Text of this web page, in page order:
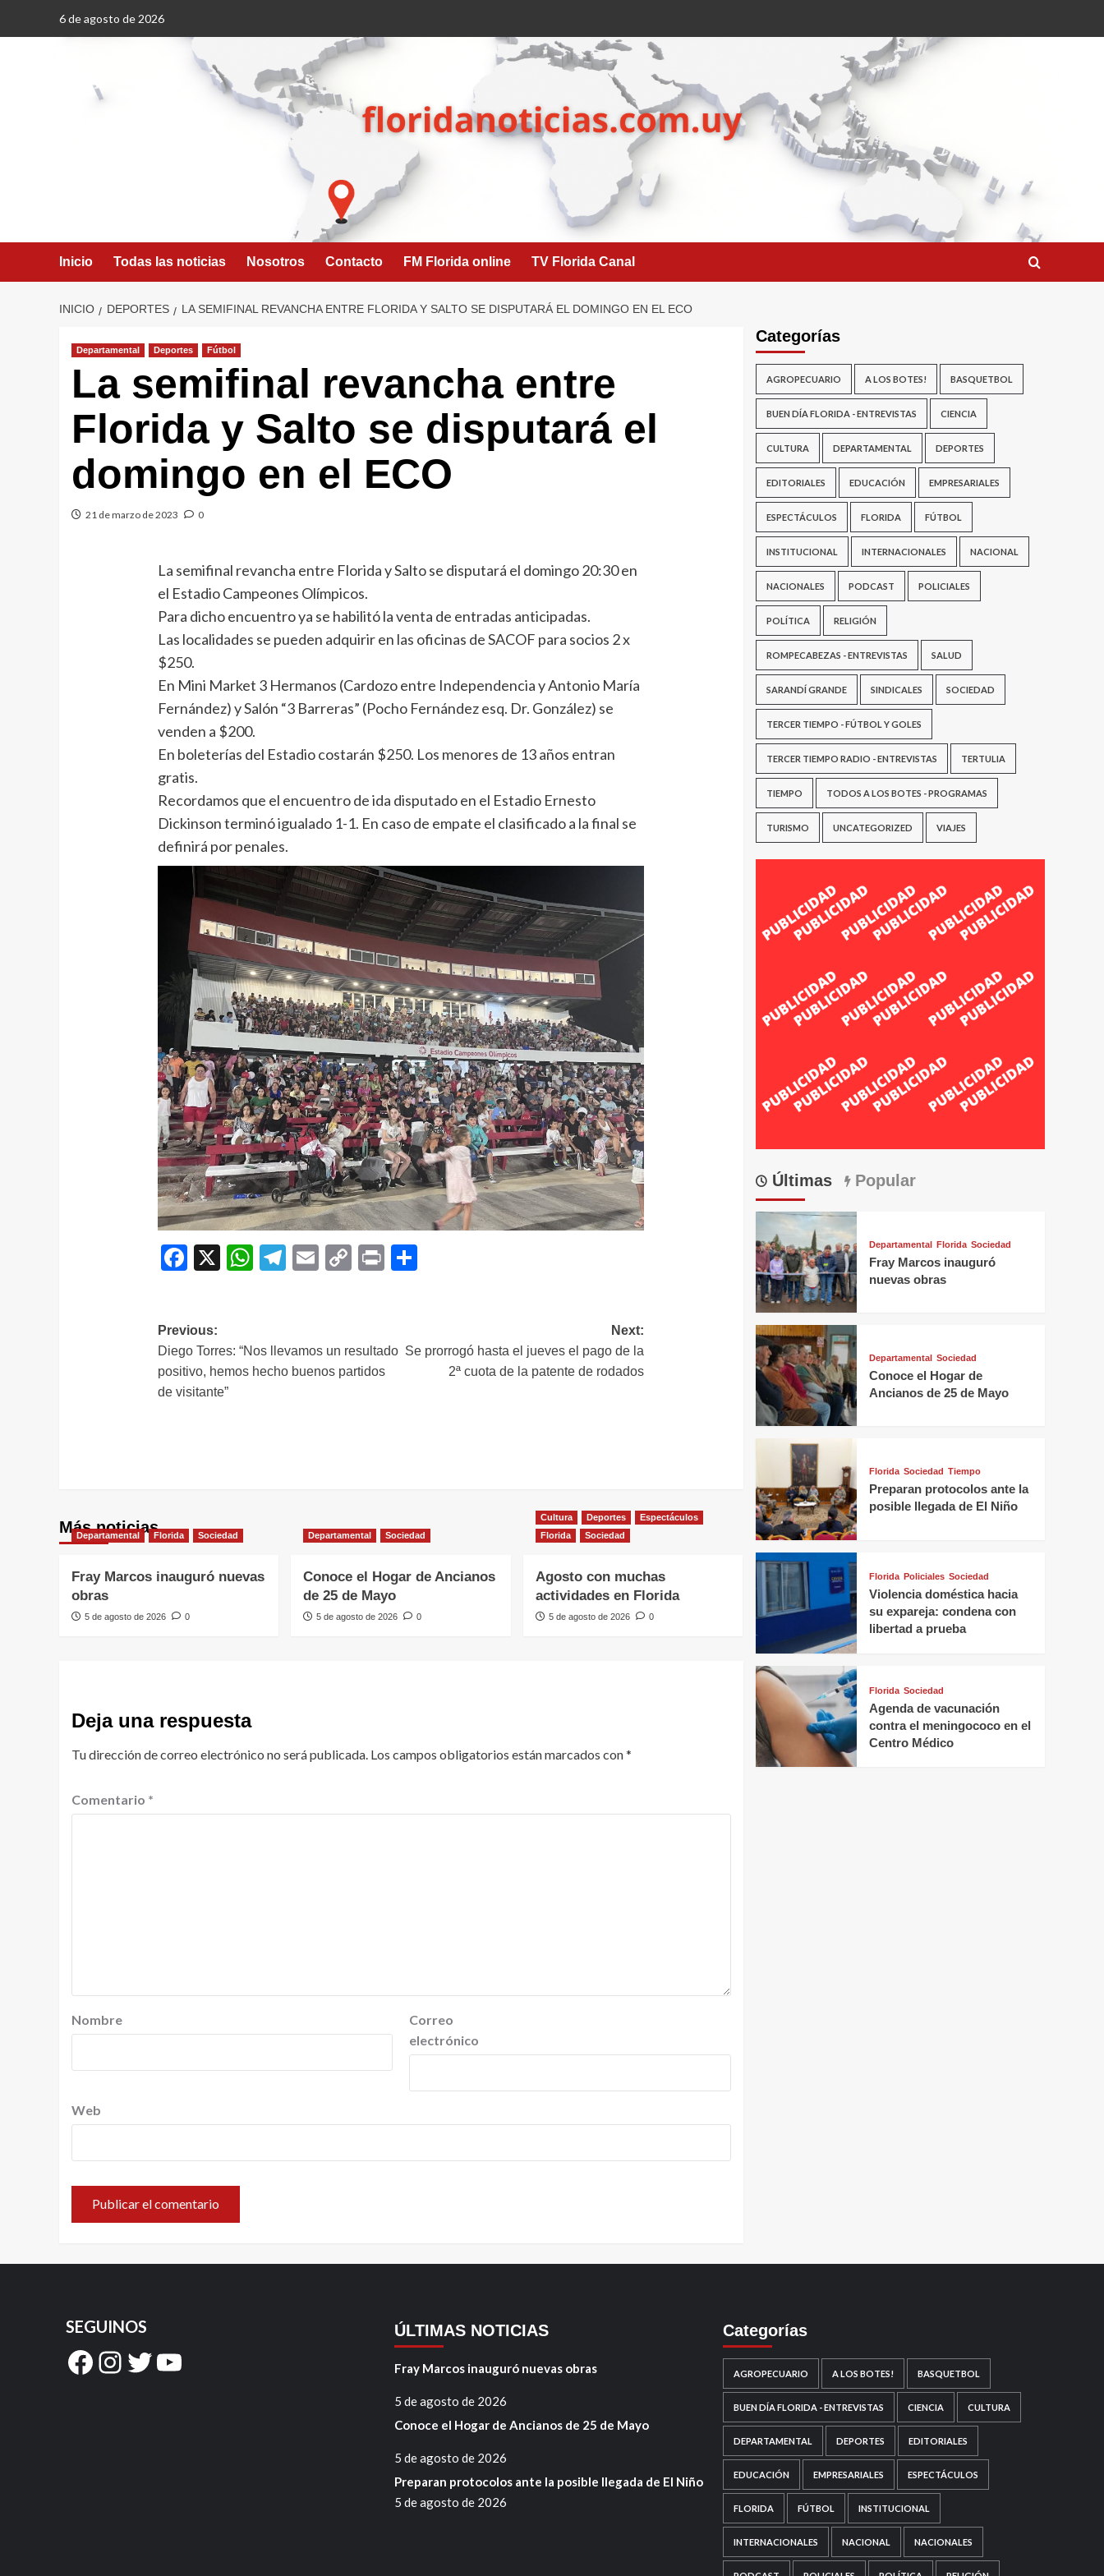
6 de agosto de 2026
Inicio Todas las noticias Nosotros Contacto FM Florida online TV Florida Canal
INICIO DEPORTES LA SEMIFINAL REVANCHA ENTRE FLORIDA Y SALTO SE DISPUTARÁ EL DOMINGO EN EL ECO
Departamental Deportes Fútbol
La semifinal revancha entre
Florida y Salto se disputará el
domingo en el ECO
21 de marzo de 2023 0
La semifinal revancha entre Florida y Salto se disputará el domingo 20:30 en
el Estadio Campeones Olímpicos.
Para dicho encuentro ya se habilitó la venta de entradas anticipadas.
Las localidades se pueden adquirir en las oficinas de SACOF para socios 2 x
$250.
En Mini Market 3 Hermanos (Cardozo entre Independencia y Antonio María
Fernández) y Salón “3 Barreras” (Pocho Fernández esq. Dr. González) se
venden a $200.
En boleterías del Estadio costarán $250. Los menores de 13 años entran
gratis.
Recordamos que el encuentro de ida disputado en el Estadio Ernesto
Dickinson terminó igualado 1-1. En caso de empate el clasificado a la final se
definirá por penales.
Facebook
X WhatsApp
Telegram
EmailCopyPrint
Navegación
de
entradas
Previous:
Diego Torres: “Nos llevamos un resultado
positivo, hemos hecho buenos partidos
de visitante”
Next:
Se prorrogó hasta el jueves el pago de la
2ª cuota de la patente de rodados
Más noticias
Departamental Florida Sociedad
Fray Marcos inauguró nuevas
obras
5 de agosto de 2026 0
Departamental Sociedad
Conoce el Hogar de Ancianos
de 25 de Mayo
5 de agosto de 2026 0
Cultura Deportes
Espectáculos
Florida
Sociedad
Agosto con muchas
actividades en Florida
5 de agosto de 2026 0
Deja una respuesta
Tu dirección de correo electrónico no será publicada. Los campos obligatorios están marcados con*
Comentario *
Nombre
Correo
electrónico
Web
Categorías
AGROPECUARIO A LOS BOTES! BASQUETBOL
BUEN DÍA FLORIDA - ENTREVISTAS CIENCIA
CULTURA DEPARTAMENTAL DEPORTES
EDITORIALES EDUCACIÓN EMPRESARIALES
ESPECTÁCULOS FLORIDA FÚTBOL
INSTITUCIONAL INTERNACIONALES NACIONAL
NACIONALES PODCAST POLICIALES
POLÍTICA RELIGIÓN
ROMPECABEZAS - ENTREVISTAS SALUD
SARANDÍ GRANDE SINDICALES SOCIEDAD
TERCER TIEMPO - FÚTBOL Y GOLES
TERCER TIEMPO RADIO - ENTREVISTAS TERTULIA
TIEMPO TODOS A LOS BOTES - PROGRAMAS
TURISMO UNCATEGORIZED VIAJES
Últimas Popular
Departamental Florida Sociedad
Fray Marcos inauguró
nuevas obras
Departamental Sociedad
Conoce el Hogar de
Ancianos de 25 de Mayo
Florida Sociedad Tiempo
Preparan protocolos ante la
posible llegada de El Niño
Florida Policiales Sociedad
Violencia doméstica hacia
su expareja: condena con
libertad a prueba
Florida Sociedad
Agenda de vacunación
contra el meningococo en el
Centro Médico
SEGUINOS
Facebook
Instagram
Twitter
YouTube
ÚLTIMAS NOTICIAS
Fray Marcos inauguró nuevas obras
5 de agosto de 2026
Conoce el Hogar de Ancianos de 25 de Mayo
5 de agosto de 2026
Preparan protocolos ante la posible llegada de El Niño
5 de agosto de 2026
Categorías
AGROPECUARIO A LOS BOTES! BASQUETBOL
BUEN DÍA FLORIDA - ENTREVISTAS CIENCIA CULTURA
DEPARTAMENTAL DEPORTES EDITORIALES
EDUCACIÓN EMPRESARIALES ESPECTÁCULOS
FLORIDA FÚTBOL INSTITUCIONAL
INTERNACIONALES NACIONAL NACIONALES